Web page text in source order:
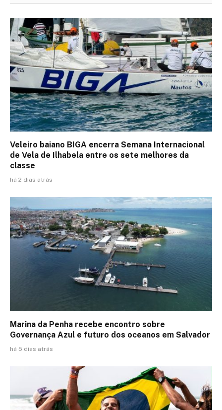
Veleiro baiano BIGA encerra Semana Internacional
de Vela de Ilhabela entre os sete melhores da
classe
há 2 dias atrás
Marina da Penha recebe encontro sobre
Governança Azul e futuro dos oceanos em Salvador
há 5 dias atrás